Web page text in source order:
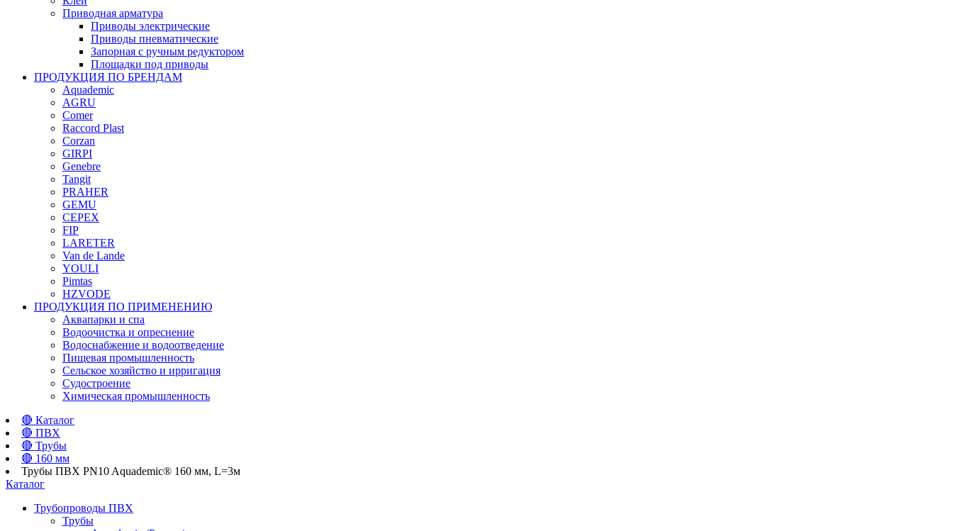
Приводная арматура
Приводы электрические
Приводы пневматические
Запорная с ручным редуктором
Площадки под приводы
ПРОДУКЦИЯ ПО БРЕНДАМ
Aquademic
AGRU
Comer
Raccord Plast
Corzan
GIRPI
Genebre
Tangit
PRAHER
GEMU
CEPEX
FIP
LARETER
Van de Lande
YOULI
Pimtas
HZVODE
ПРОДУКЦИЯ ПО ПРИМЕНЕНИЮ
Аквапарки и спа
Водоочистка и опреснение
Водоснабжение и водоотведение
Пищевая промышленность
Сельское хозяйство и ирригация
Судостроение
Химическая промышленность
🔴 Каталог
🔴 ПВХ
🔴 Трубы
🔴 160 мм
Трубы ПВХ PN10 Aquademic® 160 мм, L=3м
Каталог
Трубопроводы ПВХ
Трубы